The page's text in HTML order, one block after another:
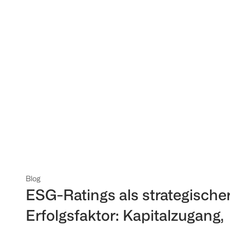
Blog
ESG-Ratings als
Erfolgsfaktor: Kapitalzugang,